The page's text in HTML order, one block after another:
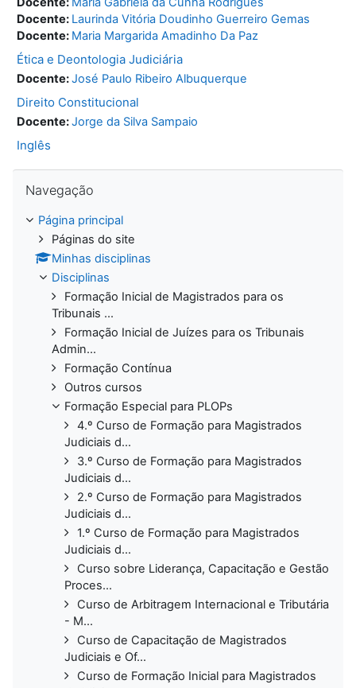
Docente: Laurinda Vitória Doudinho Guerreiro Gemas
Docente: Maria Margarida Amadinho Da Paz
Ética e Deontologia Judiciária
Docente:José Paulo Ribeiro Albuquerque
Direito Constitucional
Docente:Jorge da Silva Sampaio
Inglês
Navegação
Página principal
Páginas do site
Minhas disciplinas
Disciplinas
Formação Inicial de Magistrados para os
Tribunais ...
Formação Inicial de Juízes para os Tribunais
Admin...
Formação Contínua
Outros cursos
Formação Especial para PLOPs
4.º Curso de Formação para Magistrados
Judiciais d...
3.º Curso de Formação para Magistrados
Judiciais d...
2.º Curso de Formação para Magistrados
Judiciais d...
1.º Curso de Formação para Magistrados
Judiciais d...
Curso sobre Liderança, Capacitação e Gestão
Proces...
Curso de Arbitragem Internacional e Tributária
- M...
Curso de Capacitação de Magistrados
Judiciais e Of...
Curso de Formação Inicial para Magistrados